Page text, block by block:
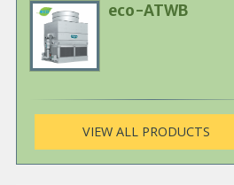
Primary
Product
Image
eco-ATWB
VIEW ALL PRODUCTS